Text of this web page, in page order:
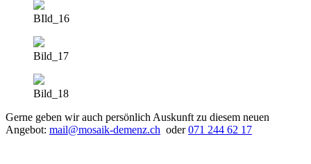
BIld_16
Bild_17
Bild_18
Gerne geben wir auch persönlich Auskunft zu diesem neuen
Angebot: mail@mosaik-demenz.ch oder071 244 62 17